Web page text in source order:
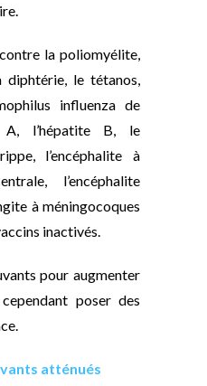
la poliomyélite,
le tétanos,
influenza de
l’hépatite B, le
l’encéphalite à
l’encéphalite
à méningocoques
inactivés.
pour augmenter
poser des
atténués